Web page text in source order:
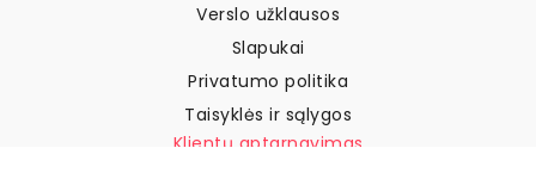
Verslo užklausos
Slapukai
Privatumo politika
Taisyklės ir sąlygos
Klientų aptarnavimas